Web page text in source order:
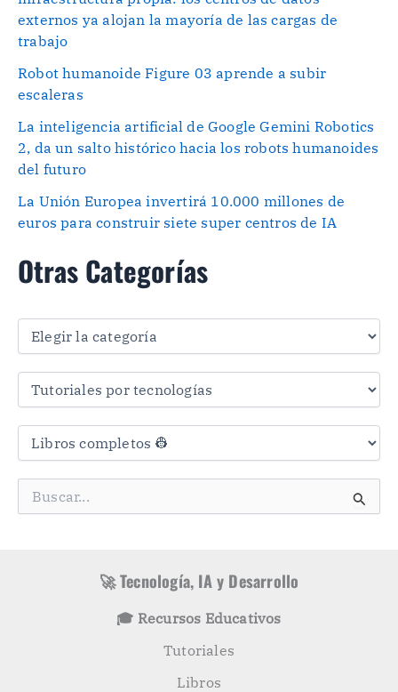
externos ya alojan la mayoría de las cargas de
trabajo
Robot humanoide Figure 03 aprende a subir
escaleras
La inteligencia artificial de Google Gemini Robotics
2, da un salto histórico hacia los robots humanoides
del futuro
La Unión Europea invertirá 10.000 millones de
euros para construir siete super centros de IA
Otras Categorías
O
a
a
🚀 Tecnología, IA y Desarrollo
🎓 Recursos Educativos
Tutoriales
Libros